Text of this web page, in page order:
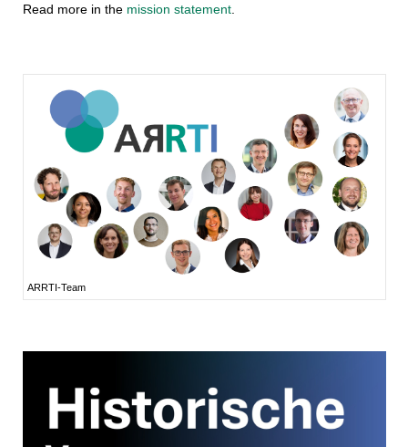
Read more in the mission statement.
ARRTI-Team